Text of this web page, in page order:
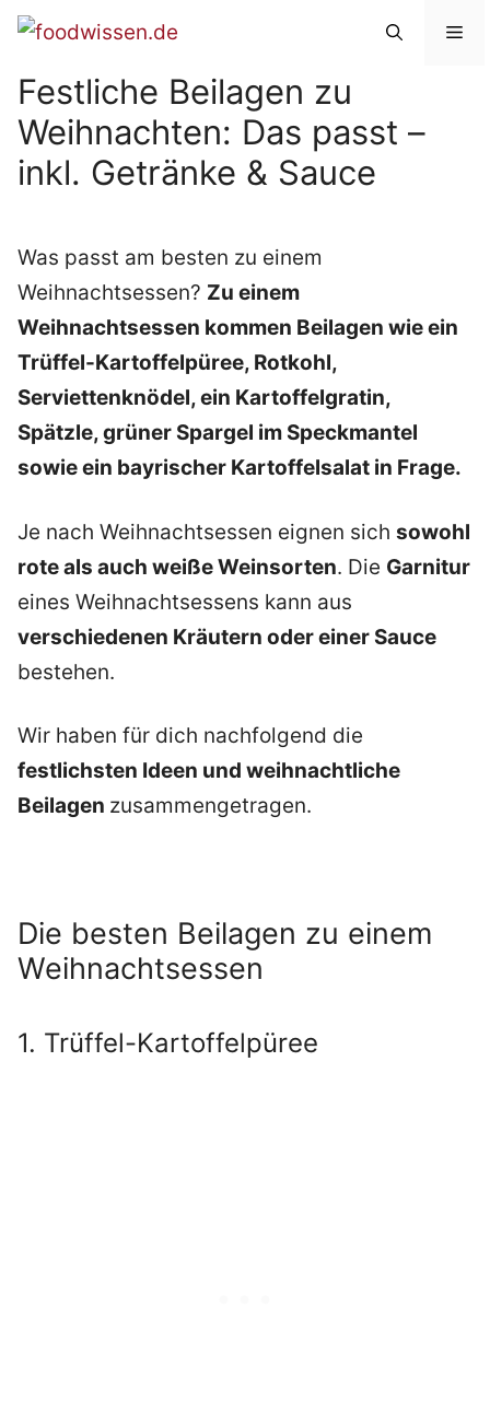
Zum
springen
Festliche Beilagen zu
Weihnachten: Das passt –
inkl. Getränke & Sauce
Was passt am besten zu einem
Weihnachtsessen? Zu einem
Weihnachtsessen kommen Beilagen wie ein
Trüffel-Kartoffelpüree, Rotkohl,
Serviettenknödel, ein Kartoffelgratin,
Spätzle, grüner Spargel im Speckmantel
sowie ein bayrischer Kartoffelsalat in Frage.
Je nach Weihnachtsessen eignen sich sowohl
rote als auch weiße Weinsorten. Die Garnitur
eines Weihnachtsessens kann aus
verschiedenen Kräutern oder einer Sauce
bestehen.
Wir haben für dich nachfolgend die
festlichsten Ideen und weihnachtliche
Beilagen zusammengetragen.
Die besten Beilagen zu einem
Weihnachtsessen
1. Trüffel-Kartoffelpüree